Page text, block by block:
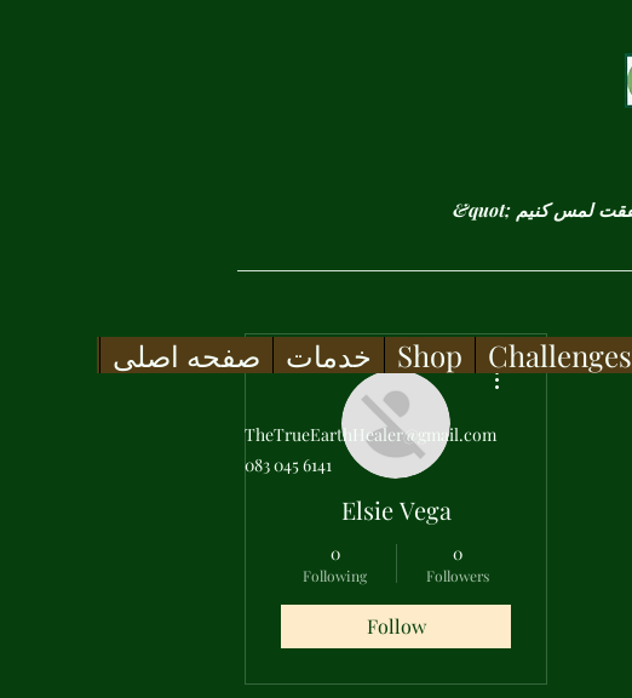
صفحه اصلی خدمات Shop Challenges
TheTrueEarthHealer@gmail.com
083 045 6141
Elsie Vega
0
Followers
0
Following
Follow
More actions